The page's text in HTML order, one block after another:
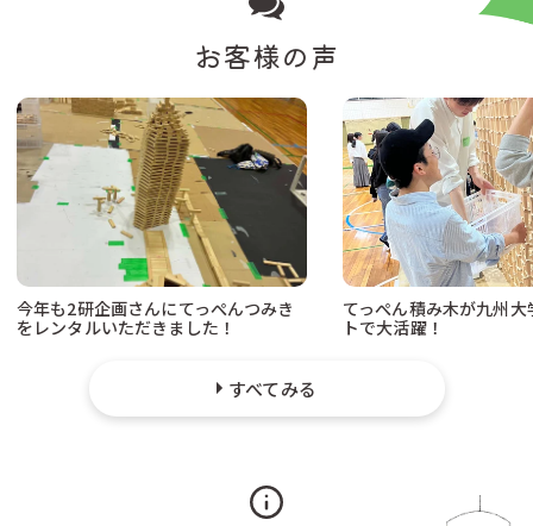
お客様の声
今年も2研企画さんにてっぺんつみき
をレンタルいただきました！
てっぺん積み木が九州
トで大活躍！
すべてみる